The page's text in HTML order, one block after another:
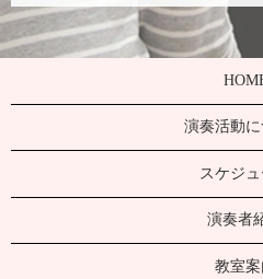
演奏活動
スケジ
演奏者
教室案